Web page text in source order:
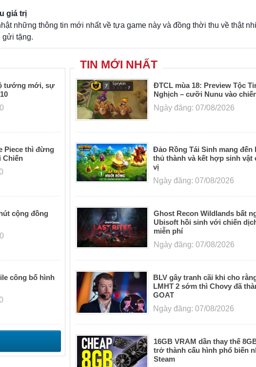
giá trị
những thông tin mới nhất về tựa game này và đồng thời thu về thật
gửi tặng.
tướng mới, sự
Piece thì đừng
Chiến
cộng đồng
công bố hình
TIN MỚI NHẤT
ĐTCL mùa 18: Preview Tộc
Nghịch – cưỡi Nunu vào
Ngày đăng: 07/08/2026
Đảo Rồng Tái Sinh mang đến
thủ thành và kết hợp sinh vật
vị
Ngày đăng: 07/08/2026
Ghost Recon Wildlands bất
Ubisoft hồi sinh với chiến
miễn phí
Ngày đăng: 07/08/2026
BLV gây tranh cãi khi cho
LMHT 2 sớm thì Chovy đã
GOAT
Ngày đăng: 07/08/2026
16GB VRAM dần thay thế
trở thành cấu hình phổ biến
Steam